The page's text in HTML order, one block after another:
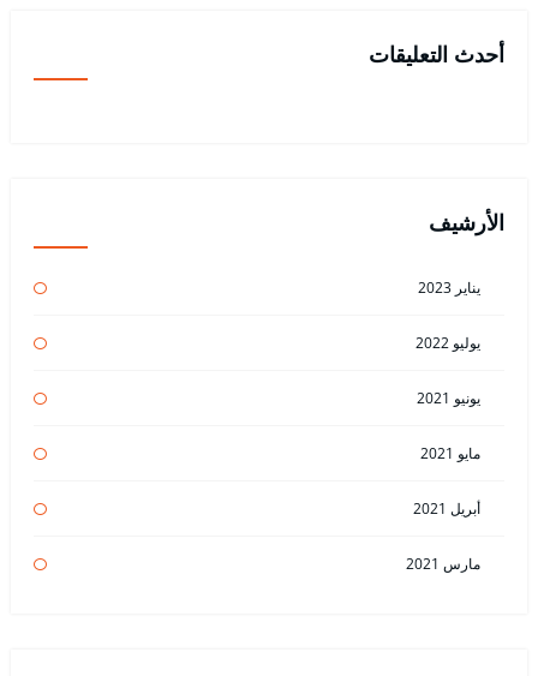
أحدث التعليقات
الأرشيف
يناير 2023
يوليو 2022
يونيو 2021
مايو 2021
أبريل 2021
مارس 2021